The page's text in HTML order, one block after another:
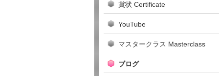
賞状 Certificate
YouTube
マスタークラス Masterclass
ブログ